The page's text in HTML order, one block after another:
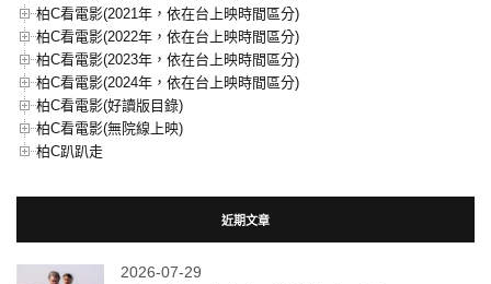
柏C看電影(2021年，依在台上映時間區分)
柏C看電影(2022年，依在台上映時間區分)
柏C看電影(2023年，依在台上映時間區分)
柏C看電影(2024年，依在台上映時間區分)
柏C看電影(好讀版目錄)
柏C看電影(無院線上映)
柏C趴趴走
近期文章
2026-07-29